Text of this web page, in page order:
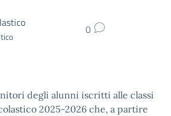
0
degli alunni iscritti alle classi
2025-2026 che, a partire